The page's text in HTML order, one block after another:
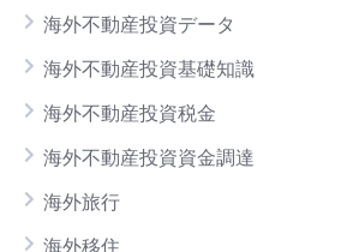
海外不動産投資データ
海外不動産投資基礎知識
海外不動産投資税金
海外不動産投資資金調達
海外旅行
海外移住